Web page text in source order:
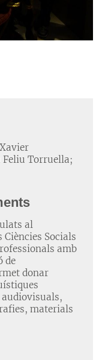
Feliu Torruella;
al
Socials
amb
de
donar
materials